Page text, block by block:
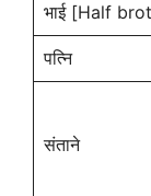
भाई [Half
पत्नि
संताने